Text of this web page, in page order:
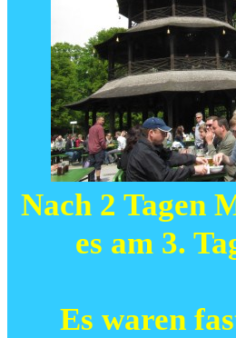
Nach 2 Tagen
es am 3.
Es waren